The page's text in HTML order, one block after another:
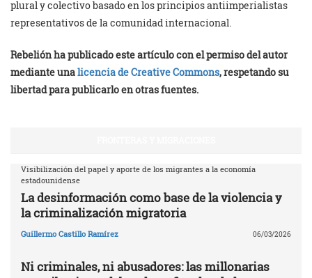
plural y colectivo basado en los principios antiimperialistas
representativos de la comunidad internacional.
Rebelión ha publicado este artículo con el permiso del autor
mediante unalicencia de Creative Commons, respetando su
libertad para publicarlo en otras fuentes.
Visibilización del papel y aporte de los migrantes a la economía
estadounidense
La desinformación como base de la violencia y
la criminalización migratoria
Guillermo Castillo Ramírez 06/03/2026
Ni criminales, ni abusadores: las millonarias